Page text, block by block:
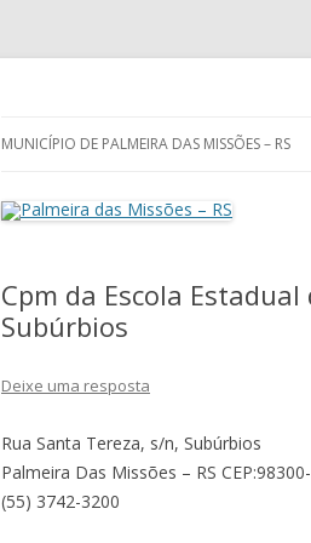
MUNICÍPIO DE PALMEIRA DAS MISSÕES – RS
Cpm da Escola
Subúrbios
Deixe uma resposta
Rua Santa Tereza, s/n, Subúrbios
Palmeira Das Missões – RS
(55) 3742-3200